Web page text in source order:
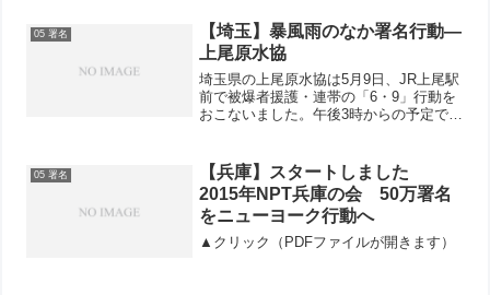
05 署名
【埼玉】暴風雨のなか署名行動—
上尾原水協
埼玉県の上尾原水協は5月9日、JR上尾駅
前で被爆者援護・連帯の「6・9」行動を
おこないました。午後3時からの予定でし
「核兵器全面禁止のアピール」署名が寄
せられました。...
05 署名
【兵庫】スタートしました
2015年NPT兵庫の会 50万署名
をニューヨーク行動へ
▲クリック（PDFファイルが開きます）